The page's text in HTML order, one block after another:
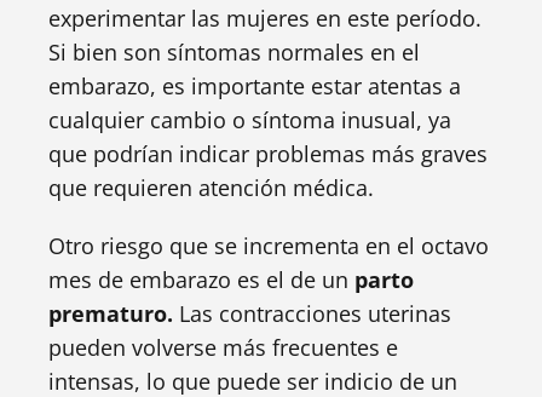
experimentar las mujeres en este período.
Si bien son síntomas normales en el
embarazo, es importante estar atentas a
cualquier cambio o síntoma inusual, ya
que podrían indicar problemas más graves
que requieren atención médica.
Otro riesgo que se incrementa en el octavo
mes de embarazo es el de un parto
prematuro. Las contracciones uterinas
pueden volverse más frecuentes e
intensas, lo que puede ser indicio de un